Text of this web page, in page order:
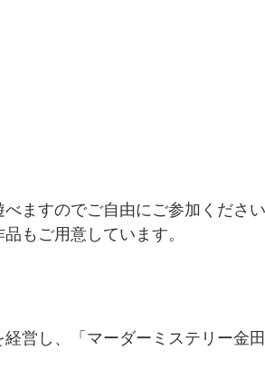
ますのでご自由にご参加ください
もご用意しています。
営し、「マーダーミステリー金